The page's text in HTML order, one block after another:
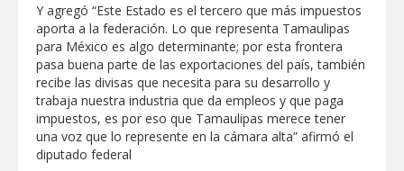
IMPULSA GESTIÓN AMBIENTAL
JORNADA DE MEJORA URBANA EN
HACIENDA SAN AGUSTÍN
Asegura alcalde de Reynosa buen
funcionamiento de Presa El Águila
GOBIERNO MUNICIPAL Y ESTATAL
CELEBRARÁN FERIA DEL EMPLEO EL
Y agregó “Este Estado es el tercero que más impuestos
aporta a la federación. Lo que representa Tamaulipas
para México es algo determinante; por esta frontera
pasa buena parte de las exportaciones del país, también
recibe las divisas que necesita para su desarrollo y
trabaja nuestra industria que da empleos y que paga
impuestos, es por eso que Tamaulipas merece tener
una voz que lo represente en la cámara alta” afirmó el
diputado federal